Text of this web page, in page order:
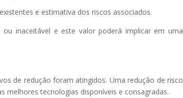
e estimativa dos riscos associados.
inaceitável e este valor poderá implicar em uma
de redução foram atingidos. Uma redução de risco
melhores tecnologias disponíveis e consagradas.